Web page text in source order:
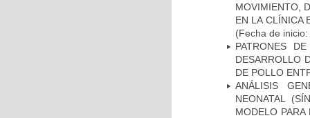
MOVIMIENTO,
EN LA CLÍNICA
(Fecha de
PATRONES
DESARROLLO
DE POLLO
ANÁLISIS
NEONATAL
MODELO